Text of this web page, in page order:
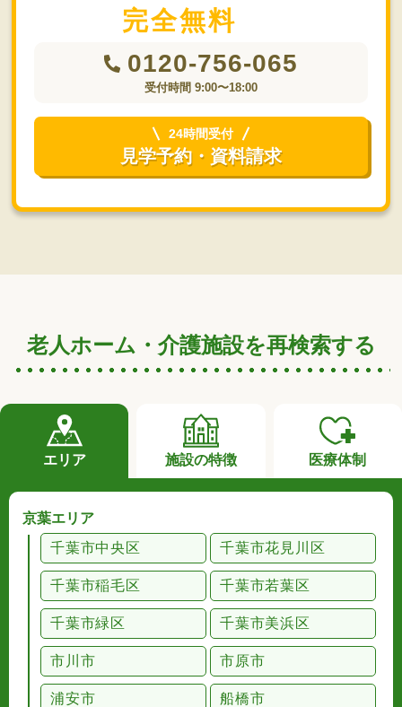
完全無料
0120-756-065
受付時間 9:00〜18:00
24時間受付
見学予約・資料請求
老人ホーム・介護施設を再検索する
エリア 施設の特徴 医療体制
京葉エリア
千葉市中央区
千葉市花見川区
千葉市稲毛区 千葉市若葉区
千葉市緑区 千葉市美浜区
市川市 市原市
浦安市 船橋市